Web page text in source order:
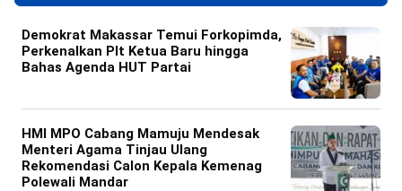
Demokrat Makassar Temui Forkopimda,
Perkenalkan Plt Ketua Baru hingga
Bahas Agenda HUT Partai
HMI MPO Cabang Mamuju Mendesak
Menteri Agama Tinjau Ulang
Rekomendasi Calon Kepala Kemenag
Polewali Mandar